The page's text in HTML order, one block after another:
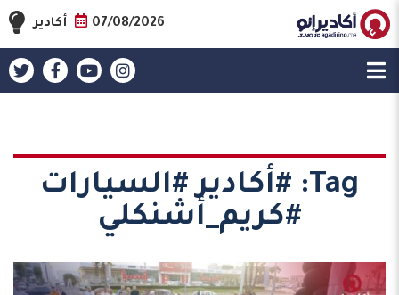
07/08/2026 أكادير
Tag:
#أكادير #السيارات
#كريم_أشنكلي